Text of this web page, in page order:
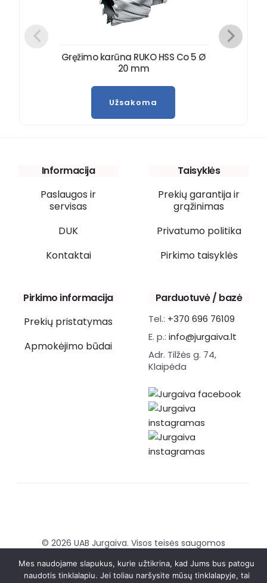
Gręžimo karūna RUKO HSS Co 5 Ø
20 mm
Užsakoma
Informacija
Paslaugos ir
servisas
DUK
Kontaktai
Taisyklės
Prekių garantija ir
grąžinimas
Privatumo politika
Pirkimo taisyklės
Pirkimo informacija
Prekių pristatymas
Apmokėjimo būdai
Parduotuvė / bazė
Tel.: +370 696 76109
E. p.: info@jurgaiva.lt
Adr. Tilžės g. 74,
Klaipėda
© 2026 UAB Jurgaiva. Visos teisės saugomos
Sukurta:Brandmedia agency
Mes naudojame slapukus, kurie užtikrina, kad Jums bus patogu
naudotis tinklalapiu. Jei toliau naršysite mūsų tinklalapyje, tai